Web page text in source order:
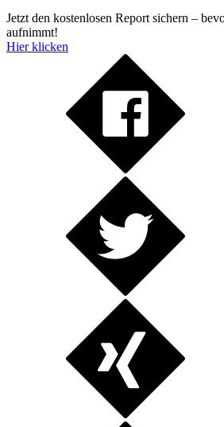
Jetzt den kostenlosen Report sichern –
aufnimmt!
Hier klicken